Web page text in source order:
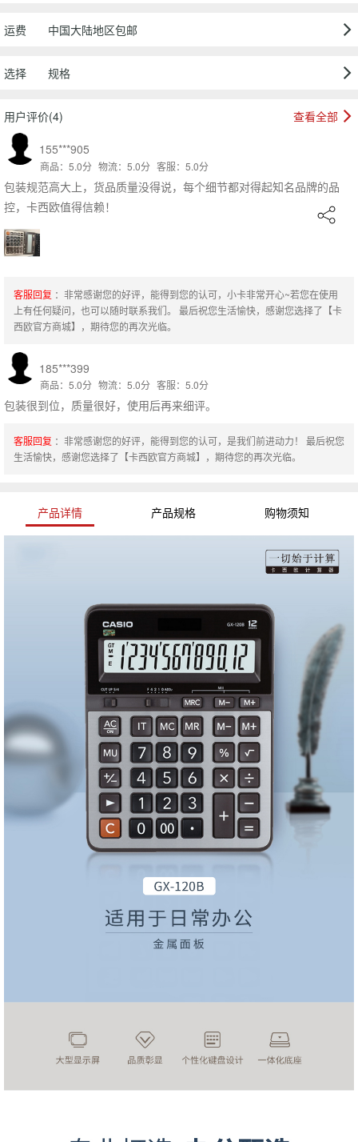
运费 中国大陆地区包邮
选择 规格
用户评价(4) 查看全部
155***905
商品：5.0分 物流：5.0分 客服：5.0分
包装规范高大上，货品质量没得说，每个细节都对得起知名品牌的品
控，卡西欧值得信赖！
客服回复 ：非常感谢您的好评，能得到您的认可，小卡非常开心~若您在使用
上有任何疑问，也可以随时联系我们。 最后祝您生活愉快，感谢您选择了【卡
西欧官方商城】，期待您的再次光临。
185***399
商品：5.0分 物流：5.0分 客服：5.0分
包装很到位，质量很好，使用后再来细评。
客服回复 ：非常感谢您的好评，能得到您的认可，是我们前进动力！ 最后祝您
生活愉快，感谢您选择了【卡西欧官方商城】，期待您的再次光临。
产品详情 产品规格 购物须知